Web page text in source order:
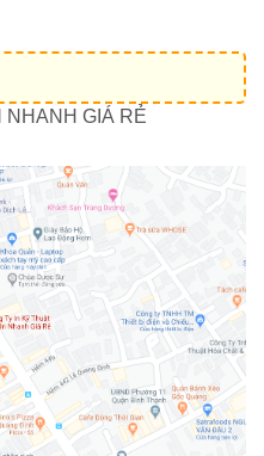
NHANH GIÁ RẺ